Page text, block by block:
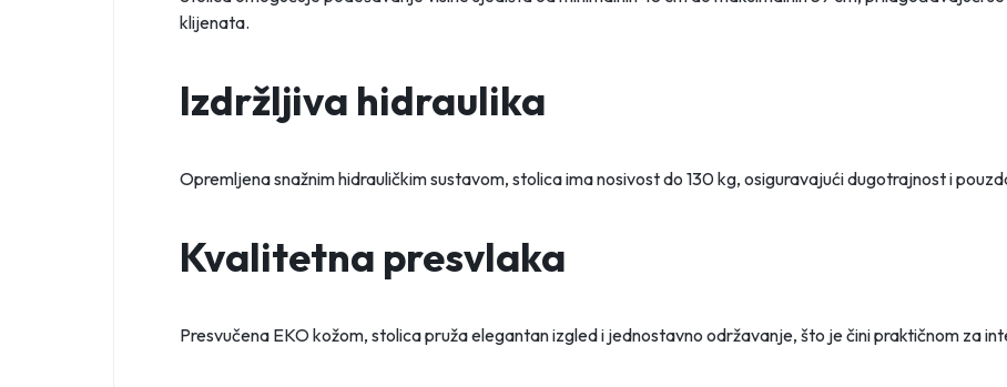
klijenata.
Izdržljiva hidraulika
Opremljena snažnim hidrauličkim sustavom, stolica ima nosivost do 130 kg, osiguravajući dugotrajnost i
Kvalitetna presvlaka
Presvučena EKO kožom, stolica pruža elegantan izgled i jednostavno održavanje, što je čini praktičnom za